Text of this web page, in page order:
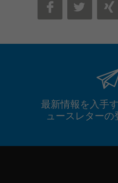
FACEBOOK
最新情報を入手
ュースレターの